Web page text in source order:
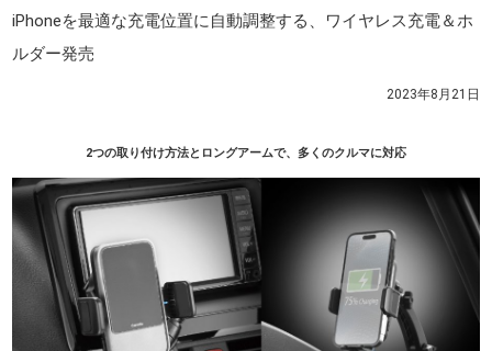
iPhoneを最適な充電位置に自動調整する、ワイヤレス充電＆ホ
ルダー発売
2023年8月21日
2つの取り付け方法とロングアームで、多くのクルマに対応